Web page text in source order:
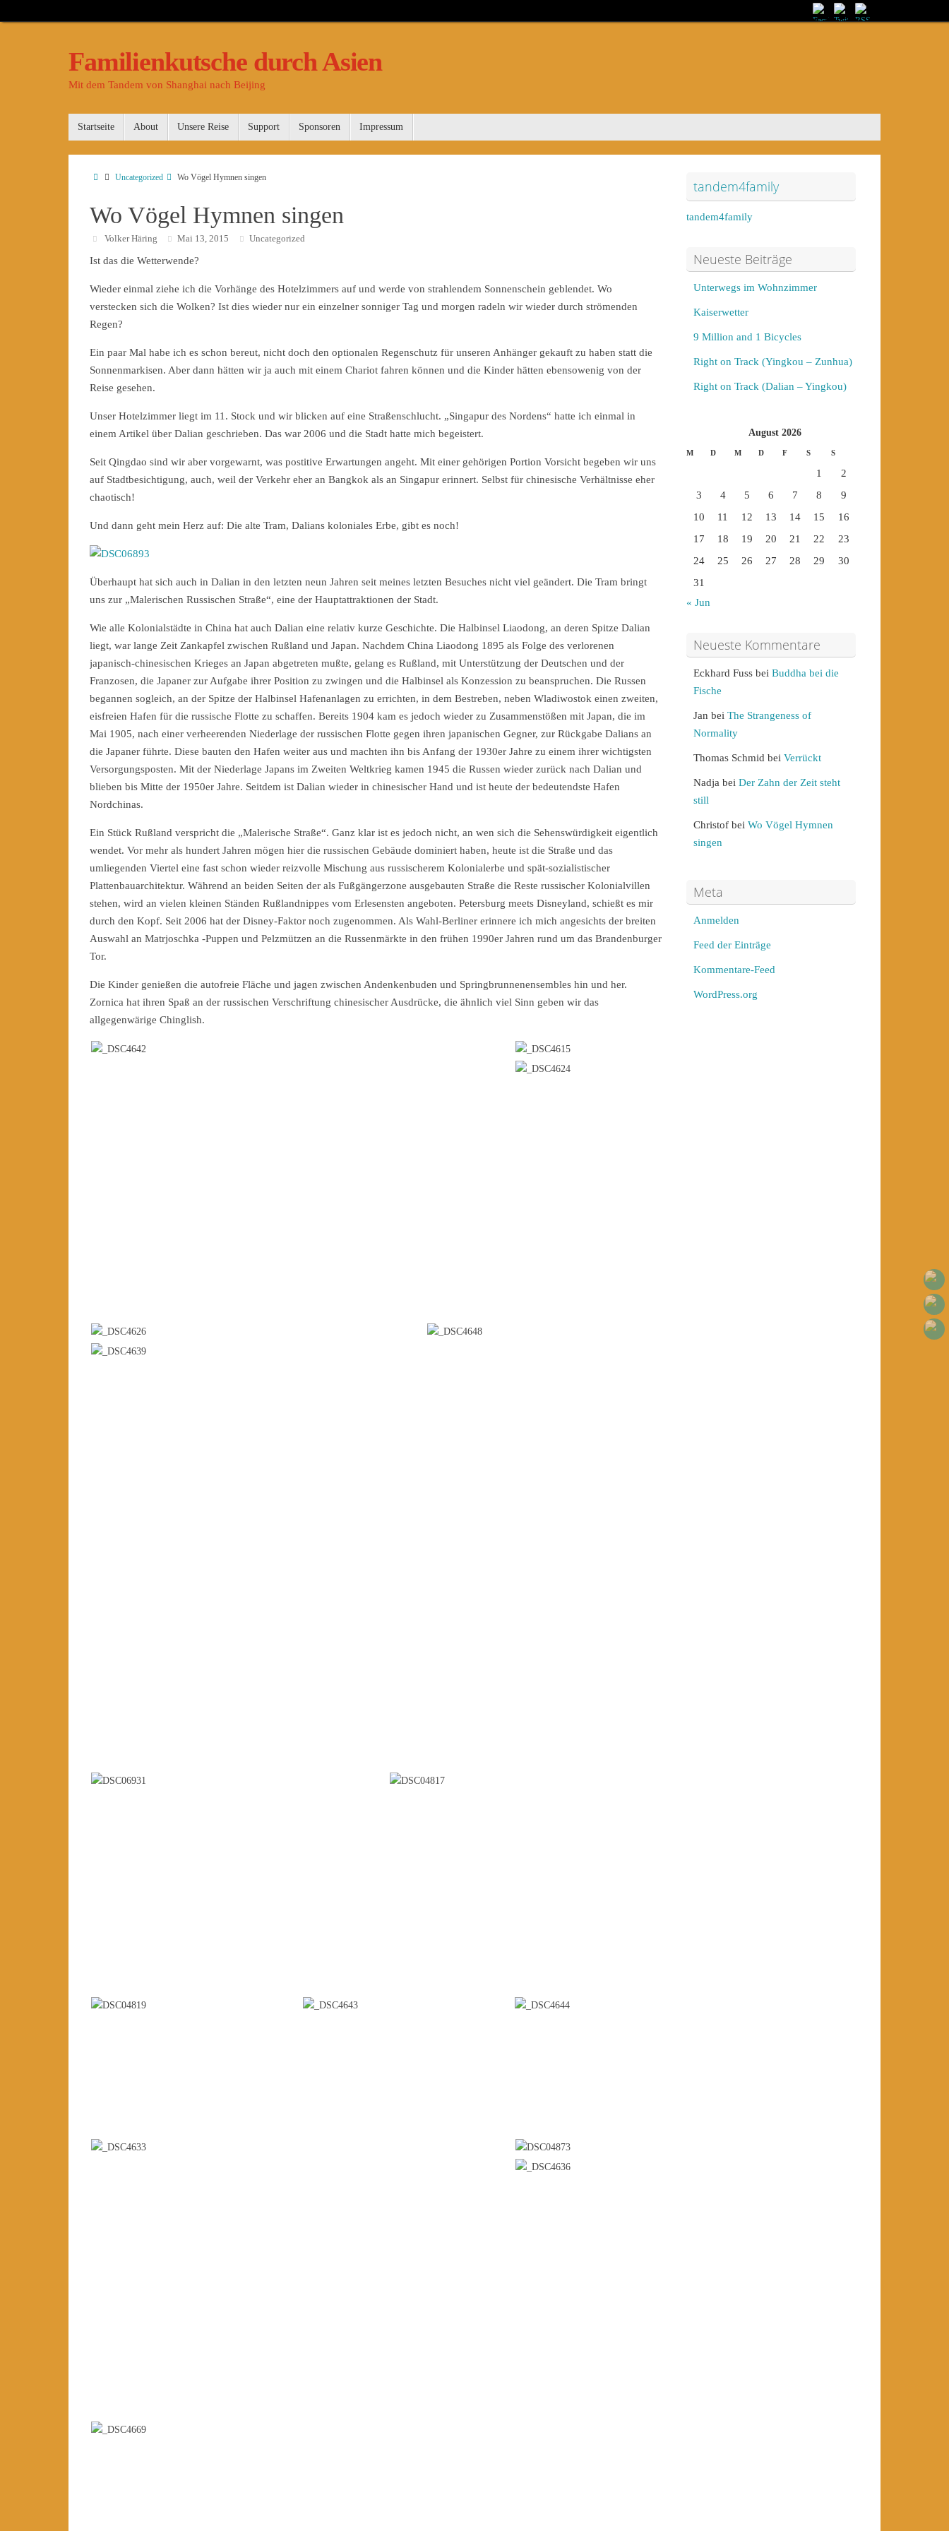
Familienkutsche durch Asien
Mit dem Tandem von Shanghai nach Beijing
Startseite About Unsere Reise Support Sponsoren Impressum
Uncategorized Wo Vögel Hymnen singen
Wo Vögel Hymnen singen
Volker Häring Mai 13, 2015 Uncategorized
Ist das die Wetterwende?
Wieder einmal ziehe ich die Vorhänge des Hotelzimmers auf und werde von strahlendem Sonnenschein geblendet. Wo
verstecken sich die Wolken? Ist dies wieder nur ein einzelner sonniger Tag und morgen radeln wir wieder durch strömenden
Regen?
Ein paar Mal habe ich es schon bereut, nicht doch den optionalen Regenschutz für unseren Anhänger gekauft zu haben statt die
Sonnenmarkisen. Aber dann hätten wir ja auch mit einem Chariot fahren können und die Kinder hätten ebensowenig von der
Reise gesehen.
Unser Hotelzimmer liegt im 11. Stock und wir blicken auf eine Straßenschlucht. „Singapur des Nordens“ hatte ich einmal in
einem Artikel über Dalian geschrieben. Das war 2006 und die Stadt hatte mich begeistert.
Seit Qingdao sind wir aber vorgewarnt, was postitive Erwartungen angeht. Mit einer gehörigen Portion Vorsicht begeben wir uns
auf Stadtbesichtigung, auch, weil der Verkehr eher an Bangkok als an Singapur erinnert. Selbst für chinesische Verhältnisse eher
chaotisch!
Und dann geht mein Herz auf: Die alte Tram, Dalians koloniales Erbe, gibt es noch!
Überhaupt hat sich auch in Dalian in den letzten neun Jahren seit meines letzten Besuches nicht viel geändert. Die Tram bringt
uns zur „Malerischen Russischen Straße“, eine der Hauptattraktionen der Stadt.
Wie alle Kolonialstädte in China hat auch Dalian eine relativ kurze Geschichte. Die Halbinsel Liaodong, an deren Spitze Dalian
liegt, war lange Zeit Zankapfel zwischen Rußland und Japan. Nachdem China Liaodong 1895 als Folge des verlorenen
japanisch-chinesischen Krieges an Japan abgetreten mußte, gelang es Rußland, mit Unterstützung der Deutschen und der
Franzosen, die Japaner zur Aufgabe ihrer Position zu zwingen und die Halbinsel als Konzession zu beanspruchen. Die Russen
begannen sogleich, an der Spitze der Halbinsel Hafenanlagen zu errichten, in dem Bestreben, neben Wladiwostok einen zweiten,
eisfreien Hafen für die russische Flotte zu schaffen. Bereits 1904 kam es jedoch wieder zu Zusammenstößen mit Japan, die im
Mai 1905, nach einer verheerenden Niederlage der russischen Flotte gegen ihren japanischen Gegner, zur Rückgabe Dalians an
die Japaner führte. Diese bauten den Hafen weiter aus und machten ihn bis Anfang der 1930er Jahre zu einem ihrer wichtigsten
Versorgungsposten. Mit der Niederlage Japans im Zweiten Weltkrieg kamen 1945 die Russen wieder zurück nach Dalian und
blieben bis Mitte der 1950er Jahre. Seitdem ist Dalian wieder in chinesischer Hand und ist heute der bedeutendste Hafen
Nordchinas.
Ein Stück Rußland verspricht die „Malerische Straße“. Ganz klar ist es jedoch nicht, an wen sich die Sehenswürdigkeit eigentlich
wendet. Vor mehr als hundert Jahren mögen hier die russischen Gebäude dominiert haben, heute ist die Straße und das
umliegenden Viertel eine fast schon wieder reizvolle Mischung aus russischerem Kolonialerbe und spät-sozialistischer
Plattenbauarchitektur. Während an beiden Seiten der als Fußgängerzone ausgebauten Straße die Reste russischer Kolonialvillen
stehen, wird an vielen kleinen Ständen Rußlandnippes vom Erlesensten angeboten. Petersburg meets Disneyland, schießt es mir
durch den Kopf. Seit 2006 hat der Disney-Faktor noch zugenommen. Als Wahl-Berliner erinnere ich mich angesichts der breiten
Auswahl an Matrjoschka -Puppen und Pelzmützen an die Russenmärkte in den frühen 1990er Jahren rund um das Brandenburger
Tor.
Die Kinder genießen die autofreie Fläche und jagen zwischen Andenkenbuden und Springbrunnenensembles hin und her.
Zornica hat ihren Spaß an der russischen Verschriftung chinesischer Ausdrücke, die ähnlich viel Sinn geben wir das
allgegenwärige Chinglish.
tandem4family
tandem4family
Neueste Beiträge
Unterwegs im Wohnzimmer
Kaiserwetter
9 Million and 1 Bicycles
Right on Track (Yingkou – Zunhua)
Right on Track (Dalian – Yingkou)
August 2026
M D M D F S S
1
2
3
4 5 6 7 8
9
10
11 12 13 14 15
16
17
18 19 20 21 22
23
24
25 26 27 28 29
30
31
« Jun
Neueste Kommentare
Eckhard Fuss bei Buddha bei die
Fische
Jan bei The Strangeness of
Normality
Thomas Schmid bei Verrückt
Nadja bei Der Zahn der Zeit steht
still
Christof bei Wo Vögel Hymnen
singen
Meta
Anmelden
Feed der Einträge
Kommentare-Feed
WordPress.org